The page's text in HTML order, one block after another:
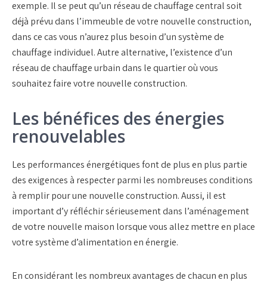
exemple. Il se peut qu’un réseau de chauffage central soit
déjà prévu dans l’immeuble de votre nouvelle construction,
dans ce cas vous n’aurez plus besoin d’un système de
chauffage individuel. Autre alternative, l’existence d’un
réseau de chauffage urbain dans le quartier où vous
souhaitez faire votre nouvelle construction.
Les bénéfices des énergies
renouvelables
Les performances énergétiques font de plus en plus partie
des exigences à respecter parmi les nombreuses conditions
à remplir pour une nouvelle construction. Aussi, il est
important d’y réfléchir sérieusement dans l’aménagement
de votre nouvelle maison lorsque vous allez mettre en place
votre système d’alimentation en énergie.
En considérant les nombreux avantages de chacun en plus